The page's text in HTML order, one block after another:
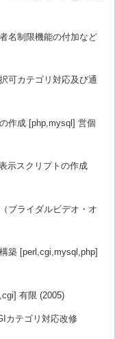
名制限機能の付加など
可カテゴリ対応及び通
作成 [php,mysql] 営個
示スクリプトの作成
ブライダルビデオ・オ
築 [perl,cgi,mysql,php]
有限 (2005)
カテゴリ対応改修